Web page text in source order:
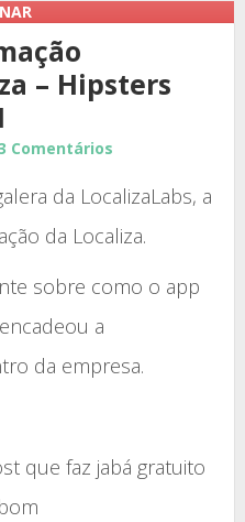
– Hipsters
Comentários
da LocalizaLabs, a
da Localiza.
sobre como o app
a
da empresa.
que faz jabá gratuito